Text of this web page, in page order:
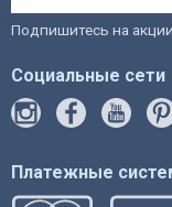
Подпишитесь на
Социальные сети
Платежные